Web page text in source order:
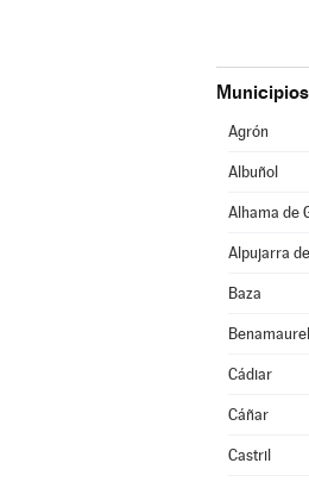
Agrón
Albuñol
Alhama de
Alpujarra
Baza
Benamaurel
Cádiar
Cáñar
Castril